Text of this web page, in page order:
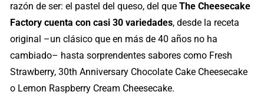
razón de ser: el pastel del queso, del queThe Cheesecake
Factory cuenta con casi 30 variedades, desde la receta
original –un clásico que en más de 40 años no ha
cambiado– hasta sorprendentes sabores como Fresh
Strawberry, 30th Anniversary Chocolate Cake Cheesecake
o Lemon Raspberry Cream Cheesecake.